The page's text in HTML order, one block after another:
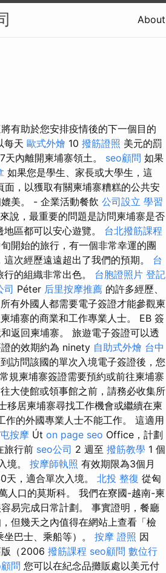
About
有助於您安排疫情後的下一個目的
每天 歐式外燴 10 撥筋證照 美元的罰
內離開柬埔寨領土。 seo顧問 如果
如果您是學生、家長或大學生，這
，以獲取有關柬埔寨糟糕的公共安
美。 - 企業活動餐飲 公司設立 學習
說，最重要的問題是訪問柬埔寨是否
區都可以安心遊覽。 台北撥筋課程
開始的旅行，有一個非常幸運的團
次經歷遠遠超出了我們的預期。 台
的組織非常出色。 台胞證照片 登記
司 Péter 后里按摩推薦 的許多經歷、
有外國人都需要電子簽證才能參觀柬
埔寨的商業和工作專業人士。 EB 簽
返回柬埔寨。 旅遊電子簽證可以透
的效期約為 ninety 自助式外燴 台中
訪問該國的單次入境電子簽證後，您
規柬埔寨簽證需要預約或前往柬埔寨
大使館或領事館之前，請務必收集所
移居柬埔寨尋找工作機會或繼續在柬
作的外國專業人士不能工作。 這適用
按摩 Út on page seo Office，計劃
旅行前 seo公司 2 週至 撥筋教學 1 個
境。 按摩師執照 有效期限為3個月
天，適合單次入境。 北投 整復 從匈
人口的莫斯科。 我們在寮國-越南-柬
易完成日常計劃。 事實證明，餐廳
但幾天之內值得在網站上查看「檢
巴士、乘船等）。 按摩 證照 因
版（2006 撥筋課程 seo顧問 數位行
問 您可以在紀念品攤販處以美元付